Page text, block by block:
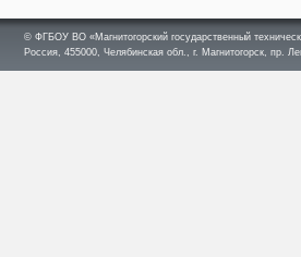
© ФГБОУ ВО «Магнитогорский государственный
Россия, 455000, Челябинская обл., г. Магнитогорск, пр.